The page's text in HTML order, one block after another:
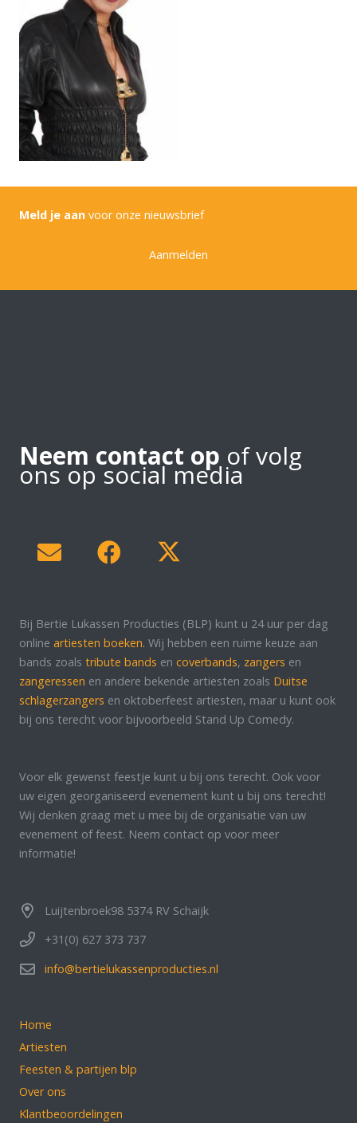
Meld je aan voor onze nieuwsbrief
Aanmelden
Neem contact op of volg
ons op social media
Bij Bertie Lukassen Producties (BLP) kunt u 24 uur per dag
online artiesten boeken. Wij hebben een ruime keuze aan
bands zoals tribute bands en coverbands, zangers en
zangeressen en andere bekende artiesten zoals Duitse
schlagerzangers en oktoberfeest artiesten, maar u kunt ook
bij ons terecht voor bijvoorbeeld Stand Up Comedy.
Voor elk gewenst feestje kunt u bij ons terecht. Ook voor
uw eigen georganiseerd evenement kunt u bij ons terecht!
Wij denken graag met u mee bij de organisatie van uw
evenement of feest. Neem contact op voor meer
informatie!
Luijtenbroek98 5374 RV Schaijk
+31(0) 627 373 737
info@bertielukassenproducties.nl
Home
Artiesten
Feesten & partijen blp
Over ons
Klantbeoordelingen